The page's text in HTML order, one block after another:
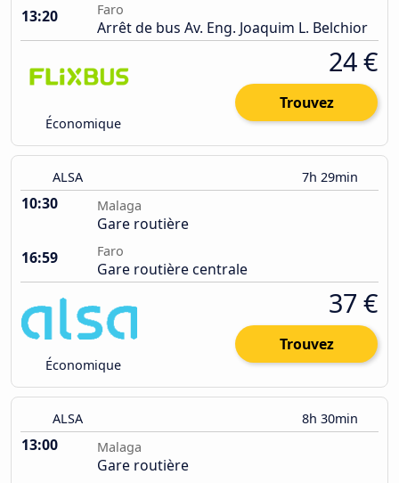
13:20
Faro
Arrêt de bus Av. Eng. Joaquim L. Belchior
Économique
24 €
Trouvez
ALSA 7h 29min
10:30 Malaga
Gare routière
16:59
Faro
Gare routière centrale
Économique
37 €
Trouvez
ALSA 8h 30min
13:00 Malaga
Gare routière